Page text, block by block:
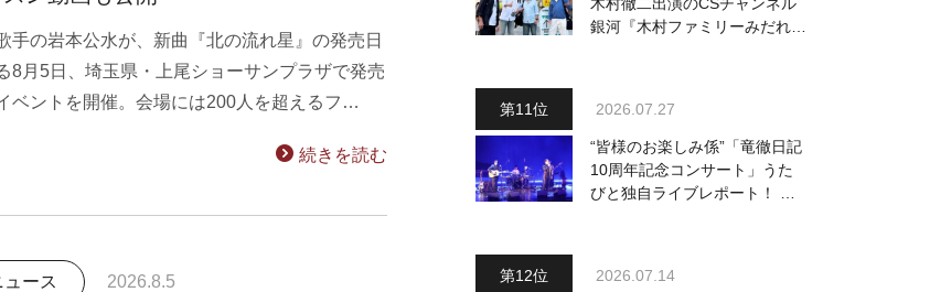
手の岩本公水が、新曲『北の流れ星』の発売日
8月5日、埼玉県・上尾ショーサンプラザで発売
ベントを開催。会場には200人を超えるフ…
続きを読む
ュース 2026.8.5
銀河『木村ファミリーみだれ旅
2026.07.27
“皆様のお楽しみ係”「竜徹日記
10周年記念コンサート」うた
びと独自ライブレポート！ 即
2026.07.14